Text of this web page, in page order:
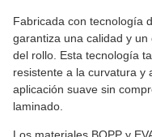
Fabricada con tecnología
garantiza una calidad y
del rollo. Esta tecnología
resistente a la curvatura y
aplicación suave sin
laminado.